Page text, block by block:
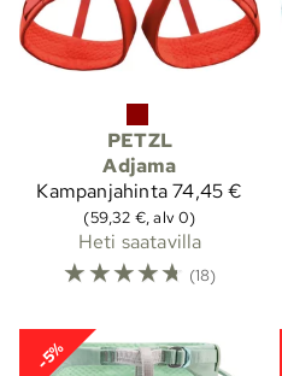
PETZL
Adjama
Kampanjahinta74,45 €
(59,32 €, alv 0)
Heti saatavilla
☆☆☆☆☆ (18)
-5%